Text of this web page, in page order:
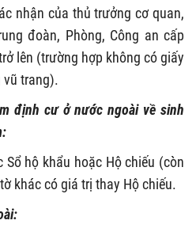
nhận của thủ trưởng cơ quan,
đoàn, Phòng, Công an cấp
lên (trường hợp không có giấy
trang).
định cư ở nước ngoài về sinh
hộ khẩu hoặc Hộ chiếu (còn
khác có giá trị thay Hộ chiếu.